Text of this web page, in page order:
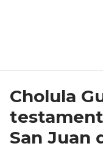
Cholula
San Juan